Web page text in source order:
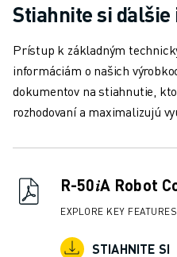
VZDELÁVACIE PODUJATIA
SPRÁVY A MÉDIÁ
PODUJATIA
VZDELÁVACIE PODUJATIA
O SPOLOČNOSTI FANUC
NAŠE LOKALITY
UDRŽATEĽNOSŤ
TVORTE SVOJU BUDÚCNOSŤ SO
Stiahnite si
Prístup k základným
informáciám o našich
dokumentov na stiahnutie,
rozhodovaní a maximalizujú
R-50𝑖A Robot
EXPLORE KEY
STIAHNITE SI